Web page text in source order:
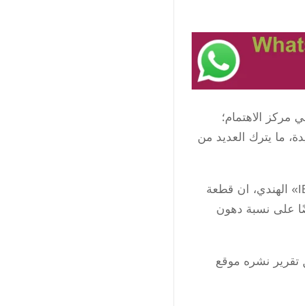
مركز الاهتمام؛
ما يترك العديد من
ويقول الدكتور فيبول شارما أخصائي التغذية في «IEXPLODE» الهندي، ان قطعة
على نسبة دهون
تقرير نشره موقع